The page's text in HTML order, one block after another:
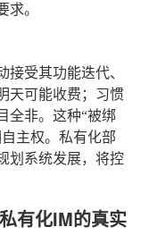
求。
受其功能迭代、
天可能收费；习惯
全非。这种“被绑
主权。私有化部
划系统发展，将控
有化IM的真实